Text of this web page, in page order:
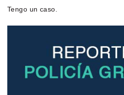
Tengo un caso.